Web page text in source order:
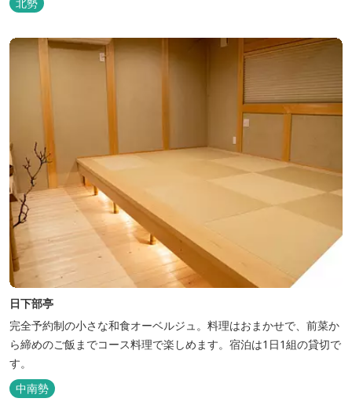
北勢
日下部亭
完全予約制の小さな和食オーベルジュ。料理はおまかせで、前菜か
ら締めのご飯までコース料理で楽しめます。宿泊は1日1組の貸切で
す。
中南勢